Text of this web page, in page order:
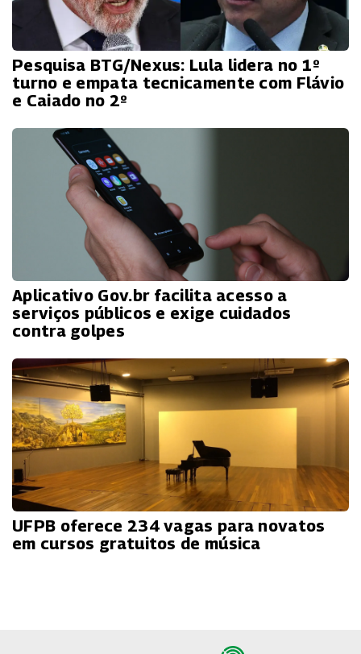
Pesquisa BTG/Nexus: Lula lidera no 1º
turno e empata tecnicamente com Flávio
e Caiado no 2º
Aplicativo Gov.br facilita acesso a
serviços públicos e exige cuidados
contra golpes
UFPB oferece 234 vagas para novatos
em cursos gratuitos de música